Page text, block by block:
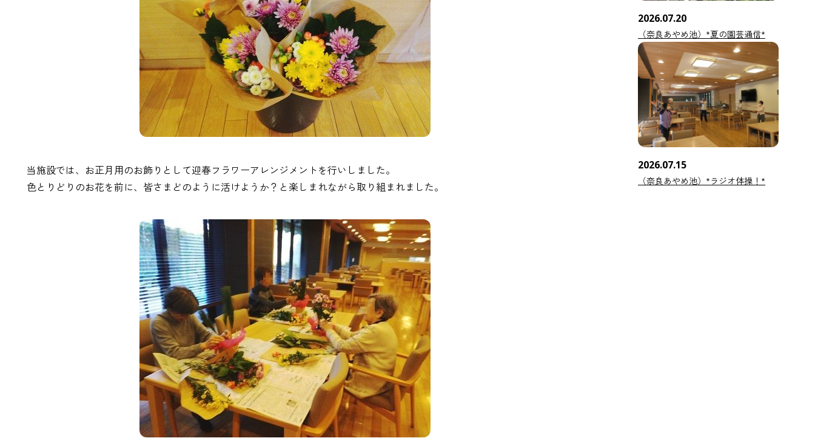
当施設では、お正月用のお飾りとして迎春フラワーアレンジメントを行いしました。
色とりどりのお花を前に、皆さまどのように活けようか？と楽しまれながら取り組まれました。
2026.07.20
（奈良あやめ池）*夏の園芸通信*
2026.07.15
（奈良あやめ池）*ラジオ体操！*